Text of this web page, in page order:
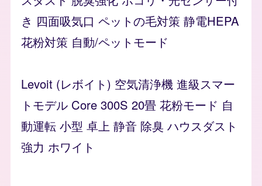
き 四面吸気口 ペットの毛対策 静電HEPA
花粉対策 自動/ペットモード
Levoit (レボイト) 空気清浄機 進級スマー
トモデル Core 300S 20畳 花粉モード 自
動運転 小型 卓上 静音 除臭 ハウスダスト
強力 ホワイト